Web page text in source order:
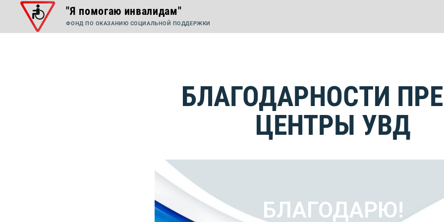
"Я помогаю инвалидам"
ФОНД ПО ОКАЗАНИЮ СОЦИАЛЬНОЙ ПОДДЕРЖКИ
БЛАГОДАРНОСТИ
ЦЕНТРЫ УВД
БЛАГОДАРЮ!